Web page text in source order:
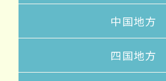
中国地方
四国地方